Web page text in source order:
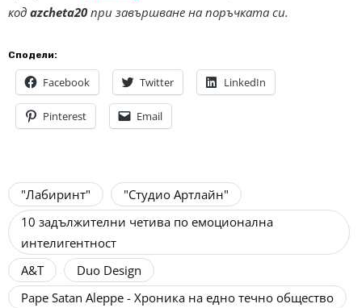
код azcheta20 при завършване на поръчката си.
Сподели:
Facebook Twitter LinkedIn
Pinterest Email
"Лабиринт"
"Студио Артлайн"
10 задължителни четива по емоционална
интелигентност
A&T
Duo Design
Pape Satan Aleppe - Хроника на едно течно общество